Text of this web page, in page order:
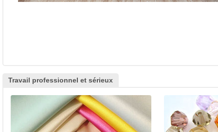
Travail professionnel et sérieux